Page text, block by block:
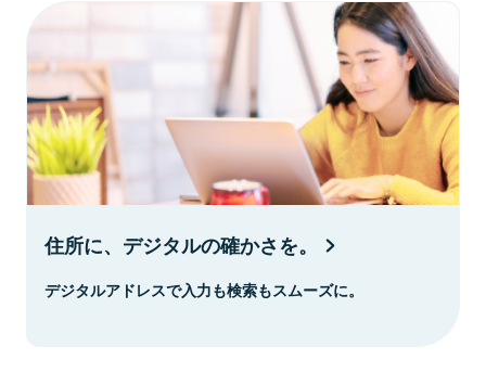
住所に、デジタルの確かさを。
デジタルアドレスで入力も検索もスムーズに。